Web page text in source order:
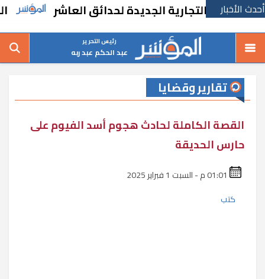
أحدث الأخبارالتجارية الجديدة لحدائق العاشر البنك
رئيس التحرير
عبد الحكم عبد ربه
تقارير وقضايا
القصة الكاملة لحادث هجوم أسد الفيوم على
حارس الحديقة
كتب